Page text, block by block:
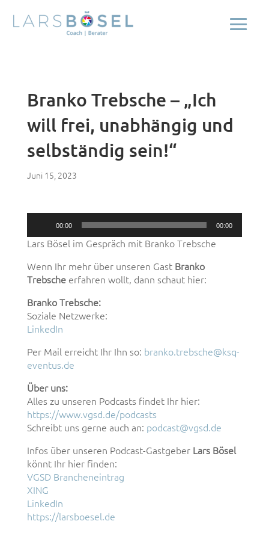
Branko Trebsche – „Ich
will frei, unabhängig und
selbständig sein!“
Juni 15, 2023
00:00 00:00
Lars Bösel im Gespräch mit Branko Trebsche
Wenn Ihr mehr über unseren Gast Branko
Trebscheerfahren wollt, dann schaut hier:
Branko Trebsche:
Soziale Netzwerke:
LinkedIn
Per Mail erreicht Ihr Ihn so: branko.trebsche@ksq-
eventus.de
Über uns:
Alles zu unseren Podcasts findet Ihr hier:
https://www.vgsd.de/podcasts
Schreibt uns gerne auch an: podcast@vgsd.de
Infos über unseren Podcast-Gastgeber Lars Bösel
könnt Ihr hier finden:
VGSD Brancheneintrag
XING
LinkedIn
https://larsboesel.de